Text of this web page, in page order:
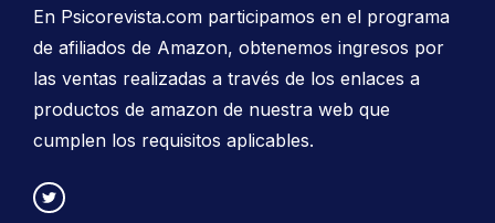
En Psicorevista.com participamos en el programa
de afiliados de Amazon, obtenemos ingresos por
las ventas realizadas a través de los enlaces a
productos de amazon de nuestra web que
cumplen los requisitos aplicables.